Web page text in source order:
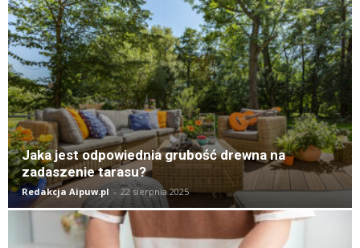
Jaka jest odpowiednia grubość drewna na
zadaszenie tarasu?
Redakcja Aipuw.pl - 22 sierpnia 2025